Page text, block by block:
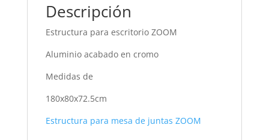
Descripción
Estructura para escritorio ZOOM
Aluminio acabado en cromo
Medidas de
180x80x72.5cm
Estructura para mesa de juntas ZOOM